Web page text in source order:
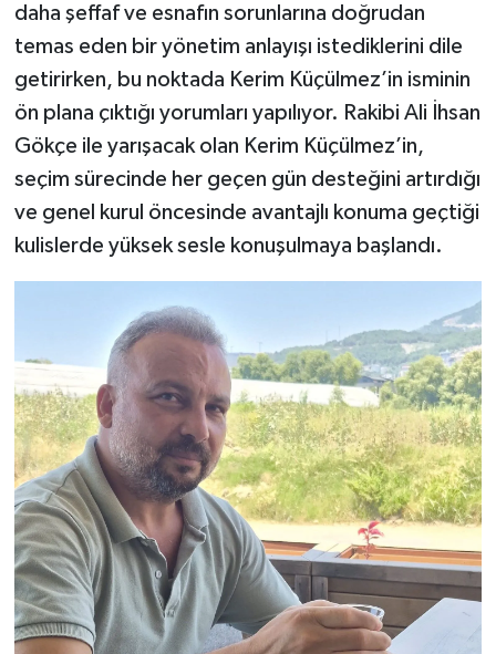
daha şeffaf ve esnafın sorunlarına doğrudan
temas eden bir yönetim anlayışı istediklerini dile
getirirken, bu noktada Kerim Küçülmez’in isminin
ön plana çıktığı yorumları yapılıyor. Rakibi Ali İhsan
Gökçe ile yarışacak olan Kerim Küçülmez’in,
seçim sürecinde her geçen gün desteğini artırdığı
ve genel kurul öncesinde avantajlı konuma geçtiği
kulislerde yüksek sesle konuşulmaya başlandı.